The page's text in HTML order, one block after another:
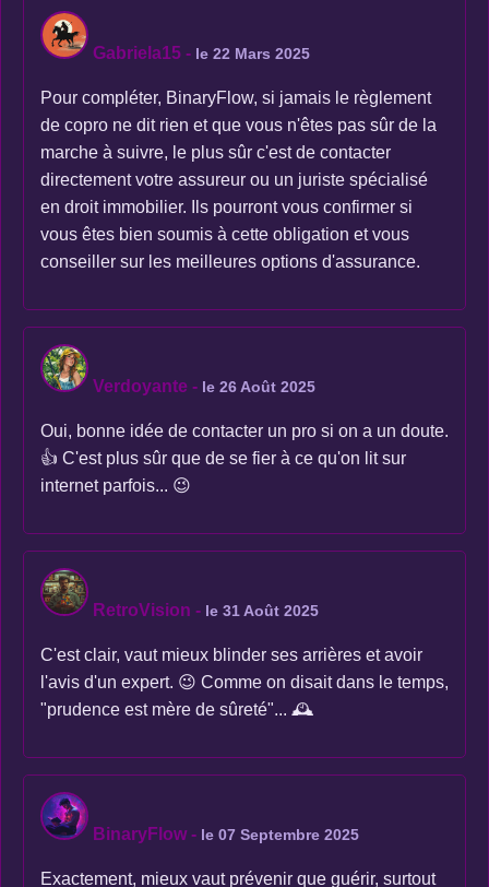
Gabriela15 - le 22 Mars 2025
Pour compléter, BinaryFlow, si jamais le règlement
de copro ne dit rien et que vous n'êtes pas sûr de la
marche à suivre, le plus sûr c'est de contacter
directement votre assureur ou un juriste spécialisé
en droit immobilier. Ils pourront vous confirmer si
vous êtes bien soumis à cette obligation et vous
conseiller sur les meilleures options d'assurance.
Verdoyante - le 26 Août 2025
Oui, bonne idée de contacter un pro si on a un doute.
👍 C'est plus sûr que de se fier à ce qu'on lit sur
internet parfois... 😉
RetroVision - le 31 Août 2025
C'est clair, vaut mieux blinder ses arrières et avoir
l'avis d'un expert. 😉 Comme on disait dans le temps,
"prudence est mère de sûreté"... 🕰️
BinaryFlow- le 07 Septembre 2025
Exactement, mieux vaut prévenir que guérir, surtout